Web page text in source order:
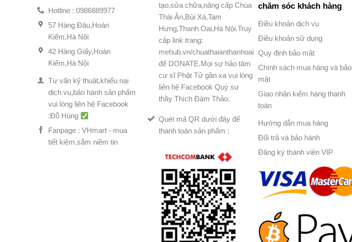
Hotline : 0986889977
57 Hàng Đậu,Hoàn
Kiếm,Hà Nội
42 Hàng Giấy,Hoàn
Kiếm,Hà Nội
Tư vấn kỹ thuật,khiếu nại
dịch vụ,bảo hành sản phẩm
vui lòng liên hệ Facebook
:Đỗ Hùng
Fanpage : VHmart - mua
tiết kiệm,sắm niềm tin
tạo,sửa chữa,nâng cấp Chùa
Thái Ân,Bùi Xá,Tam
Hưng,Thanh Oai,Hà Nội.Truy
cập link trang:
mehub.vn/chuathaianthanhoai
để DONATE.Mọi sự hảo tâm
cư sĩ Phật Tử gần xa vui lòng
liên hệ Facebook Quý sư
thầy Thích Đàm Thảo.
Quét mã QR dưới đây để
thanh toán sản phẩm :
chăm sóc khách hàng
Điều khoản dịch vụ
Điều khoản sử dụng
Quy định bảo mật
Chính sách mua hàng và bảo
mật
Giao nhận kiểm hàng thanh
toán
Hướng dẫn mua hàng
Đổi trả và bảo hành
Đăng ký thành viên VIP